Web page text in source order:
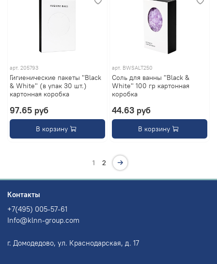
арт.205793
Гигиенические пакеты "Black
& White" (в упак 30 шт.)
картонная коробка
97.65 руб
В корзину
арт. BWSALT250
Соль для ванны "Black &
White" 100 гр картонная
коробка
44.63 руб
В корзину
1 2
Контакты
+7(495) 005-57-61
Info@klnn-group.com
г. Домодедово, ул. Краснодарская, д. 17